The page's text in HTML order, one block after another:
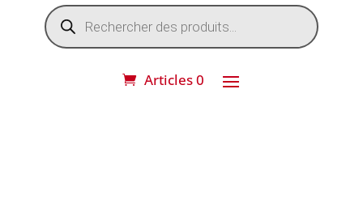
Recherche
de
produits
Articles 0